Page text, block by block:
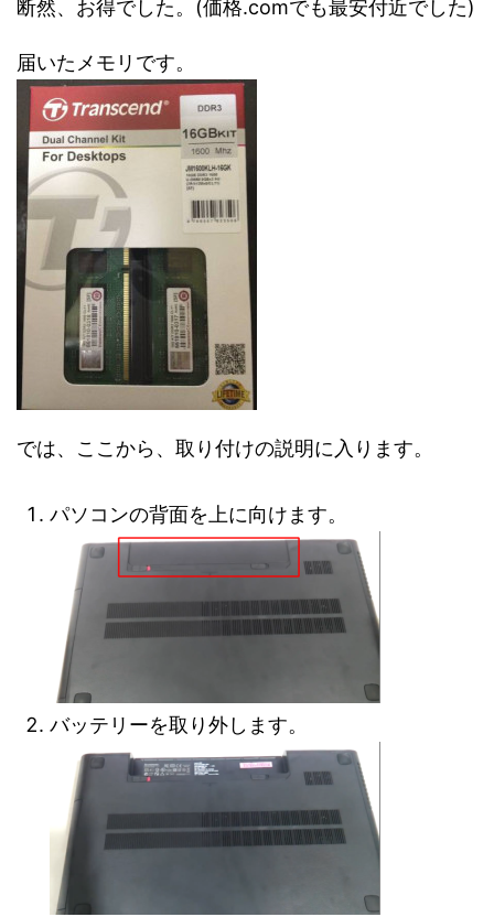
断然、お得でした。(価格.comでも最安付近でした)
届いたメモリです。
では、ここから、取り付けの説明に入ります。
パソコンの背面を上に向けます。
バッテリーを取り外します。